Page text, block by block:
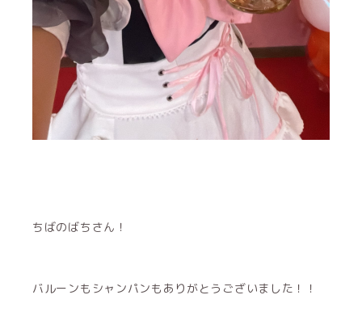
ちばのばちさん！
バルーンもシャンパンもありがとうございました！！